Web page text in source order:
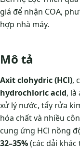
giá để nhận COA,
hợp nhà máy.
Mô tả
Axit clohydric (HCl),
hydrochloric acid, là
xử lý nước, tẩy rửa
hóa chất và nhiều
cung ứng HCl nồng
32–35%(các dải khác